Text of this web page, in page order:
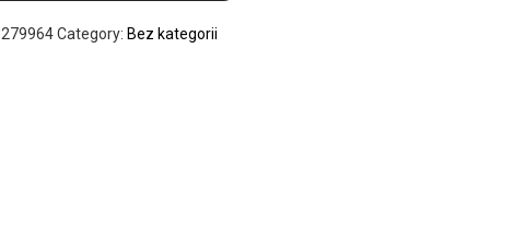
Category: Bez kategorii